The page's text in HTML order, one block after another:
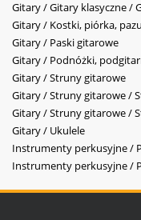
Gitary / Gitary klasyczne /
Gitary / Kostki, piórka,
Gitary / Paski gitarowe
Gitary / Podnóżki,
Gitary / Struny gitarowe
Gitary / Struny gitarowe /
Gitary / Struny gitarowe /
Gitary / Ukulele
Instrumenty perkusyjne /
Instrumenty perkusyjne /